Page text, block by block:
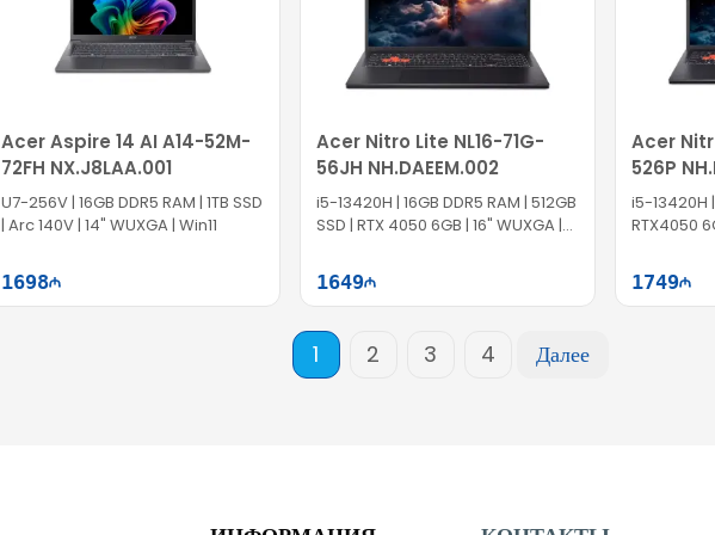
Acer Aspire 14 AI A14-52M-
72FH NX.J8LAA.001
U7-256V | 16GB DDR5 RAM | 1TB SSD
| Arc 140V | 14" WUXGA | Win11
1698
Acer Nitro Lite NL16-71G-
56JH NH.DAEEM.002
i5-13420H | 16GB DDR5 RAM | 512GB
SSD | RTX 4050 6GB | 16" WUXGA |
1649
Səbətə at
Acer
526P
i5-13420H |
RTX4050
1749
1 2 3 4 Далее